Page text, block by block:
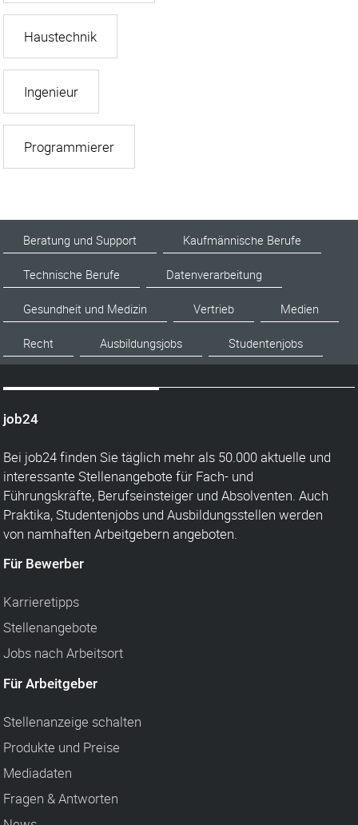
Haustechnik
Ingenieur
Programmierer
Beratung und Support Kaufmännische Berufe
Technische Berufe Datenverarbeitung
Gesundheit und Medizin Vertrieb Medien
Recht Ausbildungsjobs Studentenjobs
job24
Bei job24 finden Sie täglich mehr als 50.000 aktuelle und
interessante Stellenangebote für Fach- und
Führungskräfte, Berufseinsteiger und Absolventen. Auch
Praktika, Studentenjobs und Ausbildungsstellen werden
von namhaften Arbeitgebern angeboten.
Für Bewerber
Karrieretipps
Stellenangebote
Jobs nach Arbeitsort
Für Arbeitgeber
Stellenanzeige schalten
Produkte und Preise
Mediadaten
Fragen & Antworten